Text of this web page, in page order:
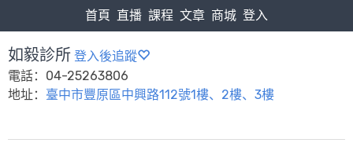
首頁 直播 課程 文章 商城 登入
如毅診所 登入後追蹤
電話：04-25263806
地址： 臺中市豐原區中興路112號1樓、2樓、3樓